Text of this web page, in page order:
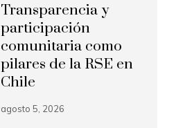
Transparencia y
participación
comunitaria como
pilares de la RSE en
Chile
agosto 5, 2026